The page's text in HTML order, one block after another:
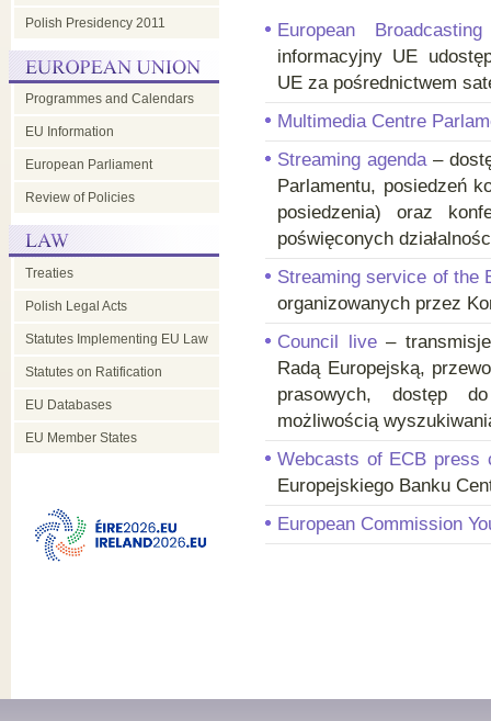
Polish Presidency 2011
Programmes and Calendars
EU Information
European Parliament
Review of Policies
Treaties
Polish Legal Acts
Statutes Implementing EU Law
Statutes on Ratification
EU Databases
EU Member States
European
informacyjny UE
UE za pośrednictwem
Multimedia Centre
Streaming agenda–
Parlamentu, posiedzeń
posiedzenia) oraz
poświęconych
Streaming service of the
organizowanych przez
Council live–
Radą Europejską,
prasowych, dostęp
możliwością
Webcasts of ECB press
Europejskiego Banku
European Commission